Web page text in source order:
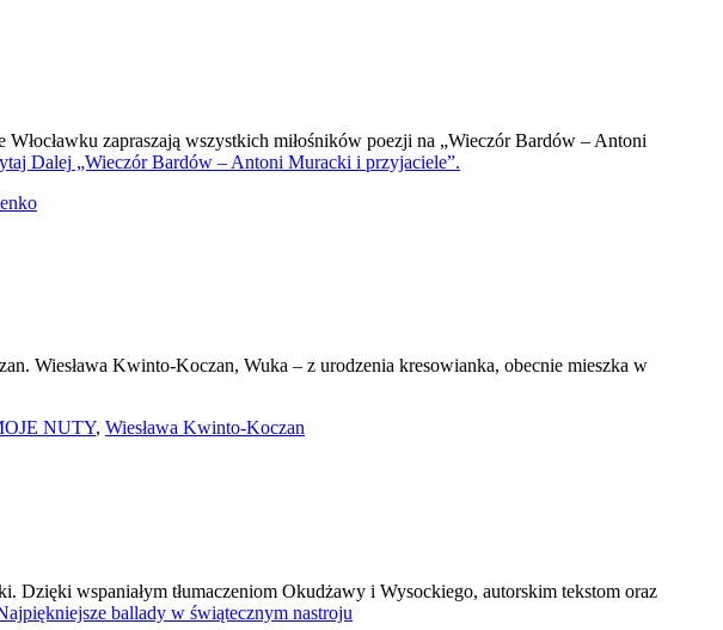
zapraszają wszystkich miłośników poezji na „Wieczór Bardów – Antoni
Dalej „Wieczór Bardów – Antoni Muracki i przyjaciele”.
Wiesława Kwinto-Koczan, Wuka – z urodzenia kresowianka, obecnie mieszka w
NUTY, Wiesława Kwinto-Koczan
wspaniałym tłumaczeniom Okudżawy i Wysockiego, autorskim tekstom oraz
ballady w świątecznym nastroju